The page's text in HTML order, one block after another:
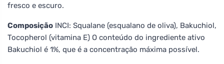
fresco e escuro.
Composição INCI: Squalane (esqualano de oliva), Bakuchiol,
Tocopherol (vitamina E) O conteúdo do ingrediente ativo
Bakuchiol é 1%, que é a concentração máxima possível.